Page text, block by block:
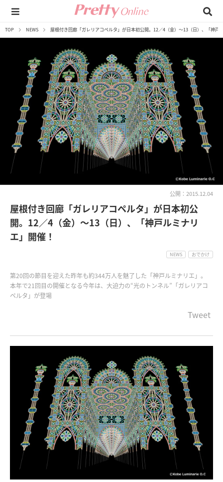
TOP NEWS 屋根付き回廊「ガレリアコペルタ」が日本初公開。12／4（金）～13（日）、「神戸
公開：2015.12.04
屋根付き回廊「ガレリアコペルタ」が日本初公
開。12／4（金）～13（日）、「神戸ルミナリ
エ」開催！
NEWS おでかけ
第20回の節目を迎えた昨年も約344万人を魅了した「神戸ルミナリエ」。
本年で21回目の開催となる今年は、大迫力の“光のトンネル”「ガレリアコ
ペルタ」が登場
Tweet